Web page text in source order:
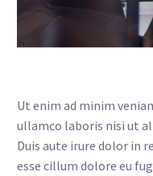
Ut enim ad minim
ullamco laboris nisi ut
Duis aute irure dolor in
esse cillum dolore eu